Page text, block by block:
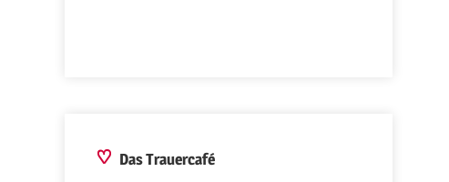
Das Trauercafé